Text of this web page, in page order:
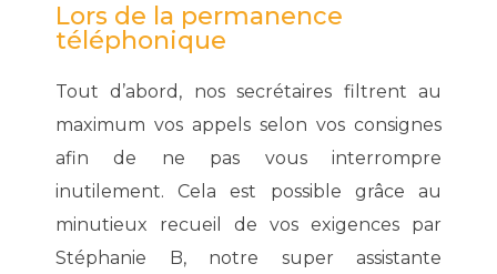
Lors de la permanence
téléphonique
Tout d’abord, nos secrétaires filtrent au
maximum vos appels selon vos consignes
afin de ne pas vous interrompre
inutilement. Cela est possible grâce au
minutieux recueil de vos exigences par
Stéphanie B, notre super assistante